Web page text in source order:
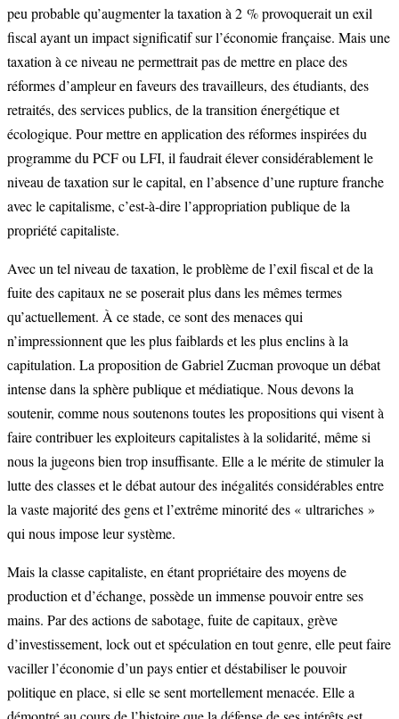
peu probable qu’augmenter la taxation à 2 % provoquerait un exil
fiscal ayant un impact significatif sur l’économie française. Mais une
taxation à ce niveau ne permettrait pas de mettre en place des
réformes d’ampleur en faveurs des travailleurs, des étudiants, des
retraités, des services publics, de la transition énergétique et
écologique. Pour mettre en application des réformes inspirées du
programme du PCF ou LFI, il faudrait élever considérablement le
niveau de taxation sur le capital, en l’absence d’une rupture franche
avec le capitalisme, c’est-à-dire l’appropriation publique de la
propriété capitaliste.
Avec un tel niveau de taxation, le problème de l’exil fiscal et de la
fuite des capitaux ne se poserait plus dans les mêmes termes
qu’actuellement. À ce stade, ce sont des menaces qui
n’impressionnent que les plus faiblards et les plus enclins à la
capitulation. La proposition de Gabriel Zucman provoque un débat
intense dans la sphère publique et médiatique. Nous devons la
soutenir, comme nous soutenons toutes les propositions qui visent à
faire contribuer les exploiteurs capitalistes à la solidarité, même si
nous la jugeons bien trop insuffisante. Elle a le mérite de stimuler la
lutte des classes et le débat autour des inégalités considérables entre
la vaste majorité des gens et l’extrême minorité des « ultrariches »
qui nous impose leur système.
Mais la classe capitaliste, en étant propriétaire des moyens de
production et d’échange, possède un immense pouvoir entre ses
mains. Par des actions de sabotage, fuite de capitaux, grève
d’investissement, lock out et spéculation en tout genre, elle peut faire
vaciller l’économie d’un pays entier et déstabiliser le pouvoir
politique en place, si elle se sent mortellement menacée. Elle a